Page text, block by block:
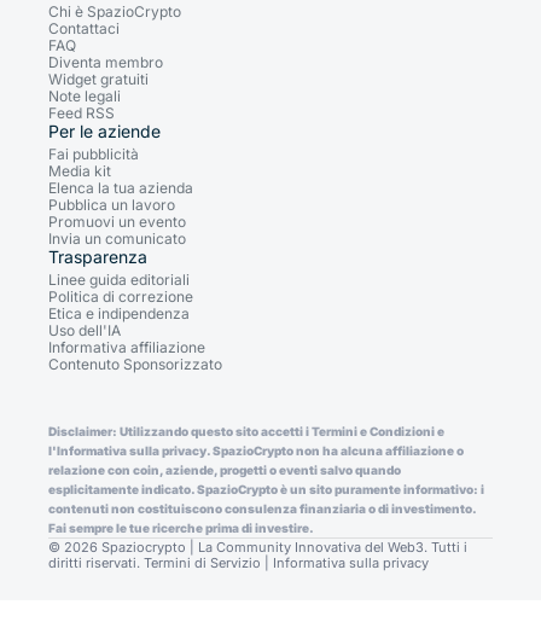
Chi è SpazioCrypto
Contattaci
FAQ
Diventa membro
Widget gratuiti
Note legali
Feed RSS
Per le aziende
Fai pubblicità
Media kit
Elenca la tua azienda
Pubblica un lavoro
Promuovi un evento
Invia un comunicato
Trasparenza
Linee guida editoriali
Politica di correzione
Etica e indipendenza
Uso dell'IA
Informativa affiliazione
Contenuto Sponsorizzato
Disclaimer: Utilizzando questo sito accetti i Termini e Condizioni e
l'Informativa sulla privacy. SpazioCrypto non ha alcuna affiliazione o
relazione con coin, aziende, progetti o eventi salvo quando
esplicitamente indicato. SpazioCrypto è un sito puramente informativo: i
contenuti non costituiscono consulenza finanziaria o di investimento.
Fai sempre le tue ricerche prima di investire.
© 2026 Spaziocrypto | La Community Innovativa del Web3. Tutti i
diritti riservati. Termini di Servizio Informativa sulla privacy